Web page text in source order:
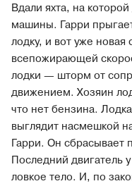
Вдали яхта, на
машины. Гарри
лодку, и вот уже
всепожирающей
лодки — шторм от
движением. Хозяин
что нет бензина.
выглядит насмешкой
Гарри. Он сбрасывает
Последний двигатель
ловкое тело. И, по